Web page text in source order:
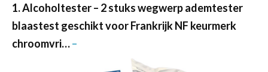
1. Alcoholtester – 2 stuks wegwerp ademtester
blaastest geschikt voor Frankrijk NF keurmerk
chroomvri…–